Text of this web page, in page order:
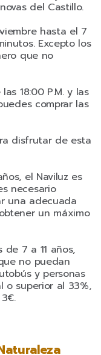
del Castillo.
hasta el 7
Excepto los
que no
18:00 P.M. y las
comprar las
disfrutar de esta
el Naviluz es
necesario
una adecuada
un máximo
de 7 a 11 años,
no puedan
y personas
o superior al 33%,